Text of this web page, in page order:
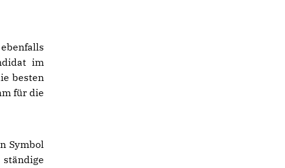
im
besten
für die
Symbol